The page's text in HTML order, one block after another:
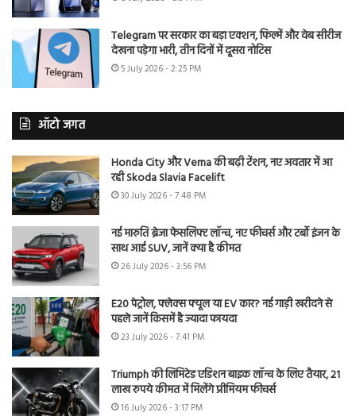
Telegram पर सरकार का बड़ा एक्शन, फिल्में और वेब सीरीज
देखना पड़ेगा भारी, तीन दिनों में दूसरा नोटिस
5 July 2026 - 2:25 PM
ऑटो जगत
Honda City और Verna की बढ़ी टेंशन, नए अवतार में आ
रही Skoda Slavia Facelift
30 July 2026 - 7:48 PM
नई मारुति ब्रेजा फेसलिफ्ट लॉन्च, नए फीचर्स और टर्बो इंजन के
साथ आई SUV, जानें क्या है कीमत
26 July 2026 - 3:56 PM
E20 पेट्रोल, फ्लेक्स फ्यूल या EV कार? नई गाड़ी खरीदने से
पहले जानें किसमें है ज्यादा फायदा
23 July 2026 - 7:41 PM
Triumph की लिमिटेड एडिशन बाइक लॉन्च के लिए तैयार, 21
लाख रुपये कीमत में मिलेंगे प्रीमियम फीचर्स
16 July 2026 - 3:17 PM